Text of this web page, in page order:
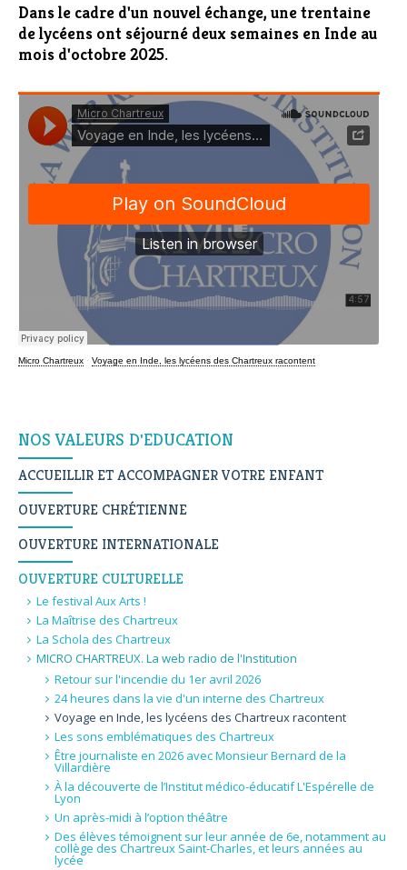
Dans le cadre d'un nouvel échange, une trentaine
de lycéens ont séjourné deux semaines en Inde au
mois d'octobre 2025.
Micro Chartreux · Voyage en Inde, les lycéens des Chartreux racontent
NOS VALEURS D'EDUCATION
ACCUEILLIR ET ACCOMPAGNER VOTRE ENFANT
OUVERTURE CHRÉTIENNE
OUVERTURE INTERNATIONALE
OUVERTURE CULTURELLE
Le festival Aux Arts !
La Maîtrise des Chartreux
La Schola des Chartreux
MICRO CHARTREUX. La web radio de l'Institution
Retour sur l'incendie du 1er avril 2026
24 heures dans la vie d'un interne des Chartreux
Voyage en Inde, les lycéens des Chartreux racontent
Les sons emblématiques des Chartreux
Être journaliste en 2026 avec Monsieur Bernard de la
Villardière
À la découverte de l’Institut médico-éducatif L'Espérelle de
Lyon
Un après-midi à l’option théâtre
Des élèves témoignent sur leur année de 6e, notamment au
collège des Chartreux Saint-Charles, et leurs années au
lycée